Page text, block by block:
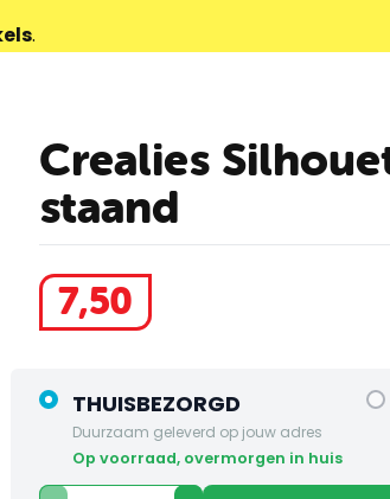
.
Crealies
staand
7,50
THUISBEZORGD
Duurzaam geleverd op jouw adres
op voorraad, overmorgen in huis